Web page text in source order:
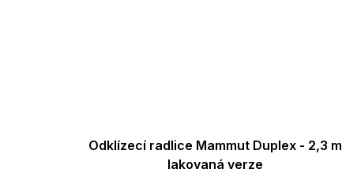
Odklízecí radlice Mammut Duplex - 2,3 m
lakovaná verze